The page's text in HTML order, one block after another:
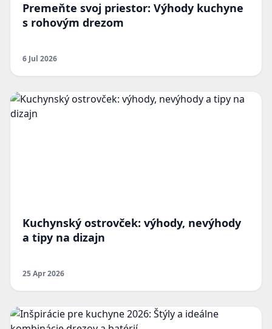
Premeňte svoj priestor: Výhody kuchyne
s rohovým drezom
6 Jul 2026
Kuchynský ostrovček: výhody, nevýhody
a tipy na dizajn
25 Apr 2026